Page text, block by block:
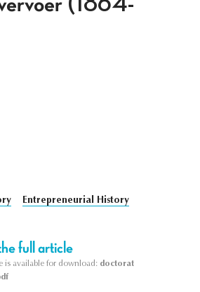
Entrepreneurial History
full article
is available for download: doctorat